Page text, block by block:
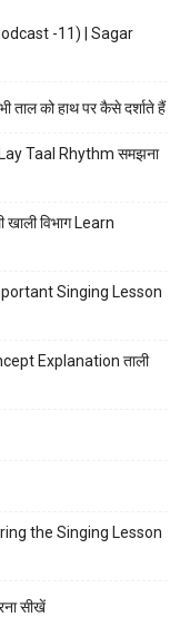
-11) | Sagar
को हाथ पर कैसे दर्शाते हैं
Taal Rhythm समझना
विभाग Learn
Singing Lesson
Explanation ताली
the Singing Lesson
सीखें